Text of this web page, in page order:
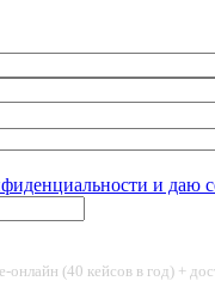
и даю
онлайн (40 кейсов в год) +